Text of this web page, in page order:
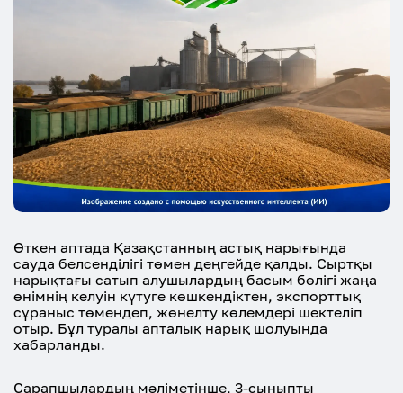
Өткен аптада Қазақстанның астық нарығында
сауда белсенділігі төмен деңгейде қалды. Сыртқы
нарықтағы сатып алушылардың басым бөлігі жаңа
өнімнің келуін күтуге көшкендіктен, экспорттық
сұраныс төмендеп, жөнелту көлемдері шектеліп
отыр. Бұл туралы апталық нарық шолуында
хабарланды.
Сарапшылардың мәліметінше, 3-сыныпты